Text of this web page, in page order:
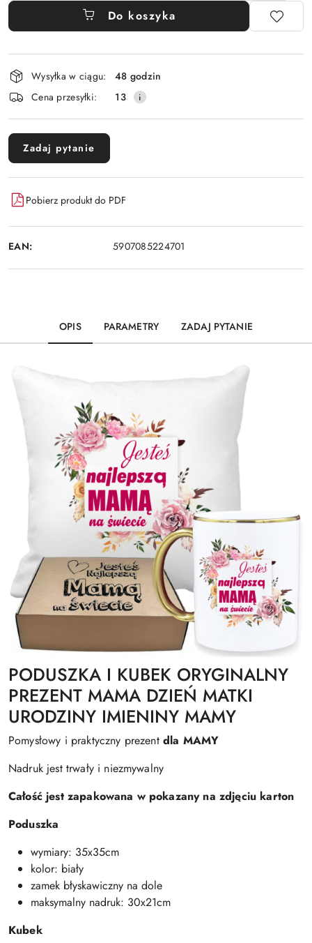
Do koszyka
Dostępność
i
dostawa
Wysyłka w ciągu:
48 godzin
Cena przesyłki:
13
Zadaj pytanie
Pobierz produkt do PDF
EAN: 5907085224701
OPIS PARAMETRY ZADAJ PYTANIE
PODUSZKA I KUBEK ORYGINALNY
PREZENT MAMA DZIEŃ MATKI
URODZINY IMIENINY MAMY
Pomysłowy i praktyczny prezent dla MAMY
Nadruk jest trwały i niezmywalny
Całość jest zapakowana w pokazany na zdjęciu karton
Poduszka
wymiary: 35x35cm
kolor: biały
zamek błyskawiczny na dole
maksymalny nadruk: 30x21cm
Kubek